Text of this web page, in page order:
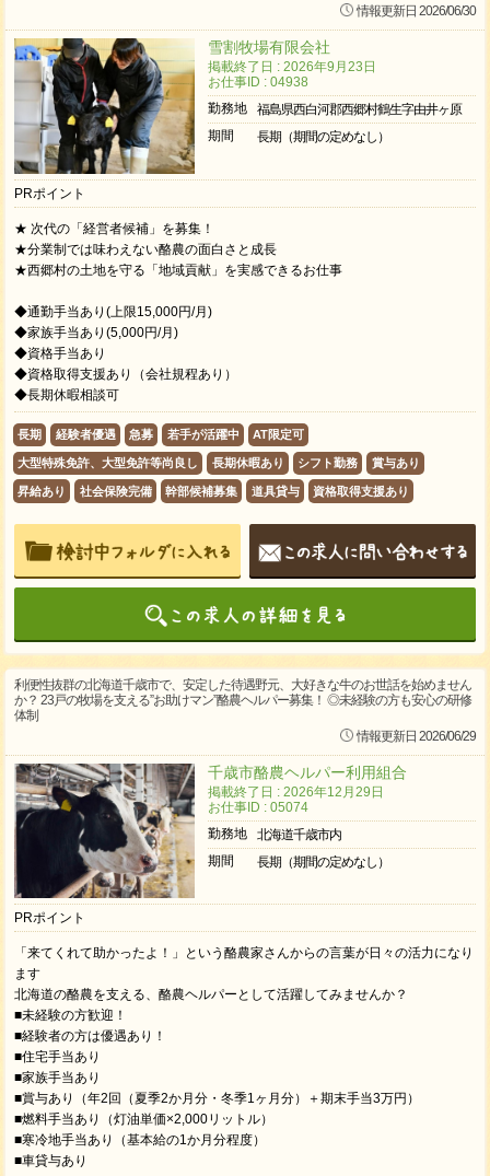
情報更新日 2026/06/30
雪割牧場有限会社
掲載終了日 : 2026年9月23日
お仕事ID : 04938
勤務地
福島県西白河郡西郷村鶴生字由井ヶ原
期間
長期（期間の定めなし）
PRポイント
★ 次代の「経営者候補」を募集！
★分業制では味わえない酪農の面白さと成長
★西郷村の土地を守る「地域貢献」を実感できるお仕事
◆通勤手当あり(上限15,000円/月)
◆家族手当あり(5,000円/月)
◆資格手当あり
◆資格取得支援あり（会社規程あり）
◆長期休暇相談可
長期 経験者優遇 急募 若手が活躍中 AT限定可
大型特殊免許、大型免許等尚良し 長期休暇あり シフト勤務 賞与あり
昇給あり 社会保険完備 幹部候補募集 道具貸与 資格取得支援あり
利便性抜群の北海道千歳市で、安定した待遇野元、大好きな牛のお世話を始めません
か？ 23戸の牧場を支える”お助けマン”酪農ヘルパー募集！ ◎未経験の方も安心の研修
体制
情報更新日 2026/06/29
千歳市酪農ヘルパー利用組合
掲載終了日 : 2026年12月29日
お仕事ID : 05074
勤務地
北海道千歳市内
期間
長期（期間の定めなし）
PRポイント
「来てくれて助かったよ！」という酪農家さんからの言葉が日々の活力になり
ます
北海道の酪農を支える、酪農ヘルパーとして活躍してみませんか？
■未経験の方歓迎！
■経験者の方は優遇あり！
■住宅手当あり
■家族手当あり
■賞与あり（年2回（夏季2か月分・冬季1ヶ月分）＋期末手当3万円）
■燃料手当あり（灯油単価×2,000リットル）
■寒冷地手当あり（基本給の1か月分程度）
■車貸与あり